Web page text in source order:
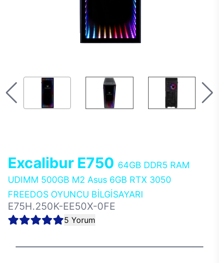
Excalibur E750 64GB DDR5 RAM
UDIMM 500GB M2 Asus 6GB RTX 3050
FREEDOS OYUNCU BİLGİSAYARI
E75H.250K-EE50X-0FE
5 Yorum